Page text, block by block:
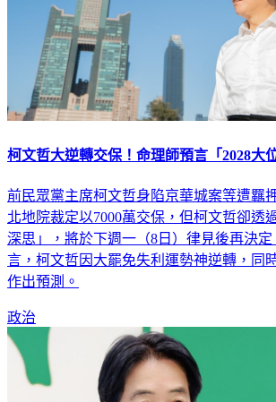
柯文哲大逆轉交保！命理師預言「2028大
前民眾黨主席柯文哲身陷京華城案等遭羈
北地院裁定以7000萬交保，但柯文哲卻透
深思」，將於下週一（8日）律見後再決
言，柯文哲因大罷免失利運勢神逆轉，同
作出預測。
政治